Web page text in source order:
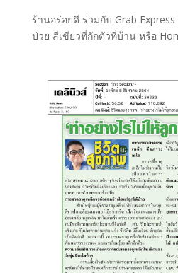
ร้านอร่อยดี ร่วมกับ Grab
ป่วย สีเขียวที่กักตัวที่บ้าน หรือ